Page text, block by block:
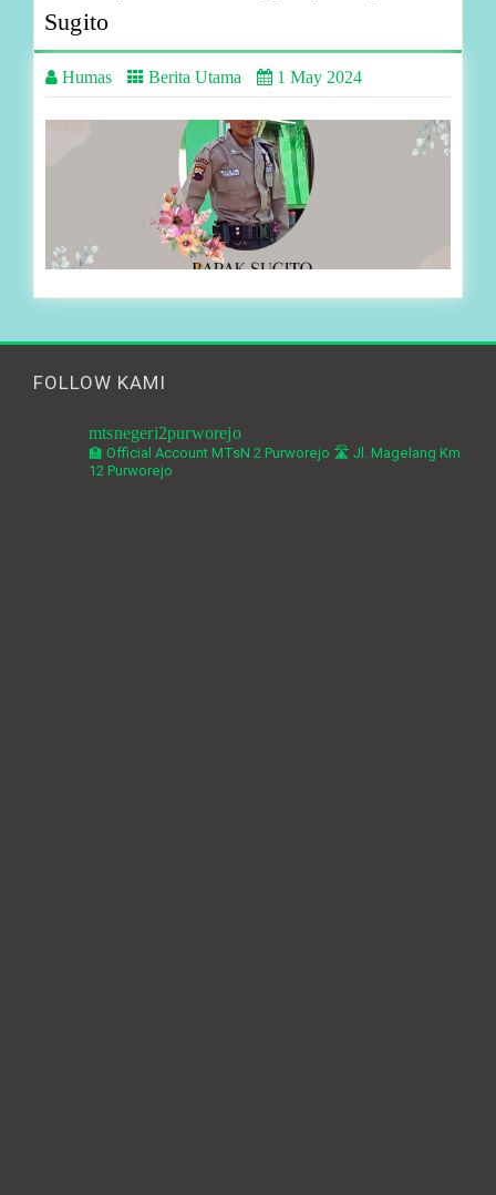
Sugito
Humas Berita Utama 1 May 2024
FOLLOW KAMI
mtsnegeri2purworejo
🏫 Official Account MTsN 2 Purworejo 🛣️ Jl. Magelang Km
12 Purworejo